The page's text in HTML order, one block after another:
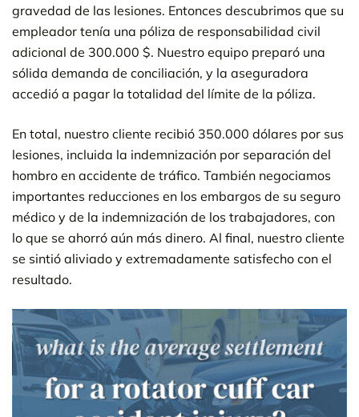
gravedad de las lesiones. Entonces descubrimos que su
empleador tenía una póliza de responsabilidad civil
adicional de 300.000 $. Nuestro equipo preparó una
sólida demanda de conciliación, y la aseguradora
accedió a pagar la totalidad del límite de la póliza.
En total, nuestro cliente recibió 350.000 dólares por sus
lesiones, incluida la indemnización por separación del
hombro en accidente de tráfico. También negociamos
importantes reducciones en los embargos de su seguro
médico y de la indemnización de los trabajadores, con
lo que se ahorró aún más dinero. Al final, nuestro cliente
se sintió aliviado y extremadamente satisfecho con el
resultado.